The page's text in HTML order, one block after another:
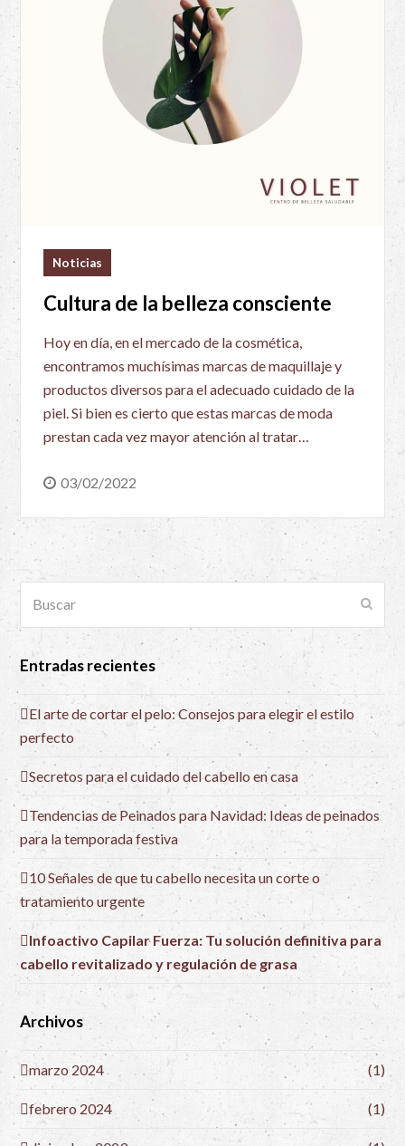
Noticias
Cultura de la belleza consciente
Hoy en día, en el mercado de la cosmética,
encontramos muchísimas marcas de maquillaje y
productos diversos para el adecuado cuidado de la
piel. Si bien es cierto que estas marcas de moda
prestan cada vez mayor atención al tratar…
03/02/2022
Buscar
Entradas recientes
El arte de cortar el pelo: Consejos para elegir el estilo
perfecto
Secretos para el cuidado del cabello en casa
Tendencias de Peinados para Navidad: Ideas de peinados
para la temporada festiva
10 Señales de que tu cabello necesita un corte o
tratamiento urgente
Infoactivo Capilar Fuerza: Tu solución definitiva para
cabello revitalizado y regulación de grasa
Archivos
marzo 2024 (1)
febrero 2024 (1)